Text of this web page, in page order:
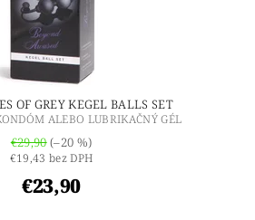
OF GREY KEGEL BALLS SET
ALEBO LUBRIKAČNÝ GÉL
€29,90(–20 %)
€19,43 bez DPH
€23,90